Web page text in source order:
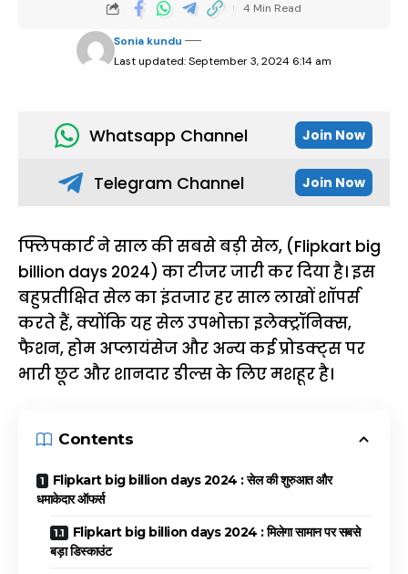
Last updated: September 3, 2024 6:14 am
Sonia kundu
4 Min Read
Whatsapp Channel Join Now
Telegram Channel Join Now
फ्लिपकार्ट ने साल की सबसे बड़ी सेल, (Flipkart big
billion days 2024) का टीजर जारी कर दिया है। इस
बहुप्रतीक्षित सेल का इंतजार हर साल लाखों शॉपर्स
करते हैं, क्योंकि यह सेल उपभोक्ता इलेक्ट्रॉनिक्स,
फैशन, होम अप्लायंसेज और अन्य कई प्रोडक्ट्स पर
भारी छूट और शानदार डील्स के लिए मशहूर है।
Contents
Flipkart big billion days 2024 : सेल की शुरुआत और
धमाकेदार ऑफर्स
Flipkart big billion days 2024 : मिलेगा सामान पर सबसे
बड़ा डिस्काउंट